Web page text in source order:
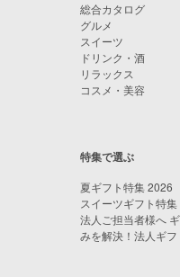
総合カタログ
グルメ
スイーツ
ドリンク・酒
リラックス
コスメ・美容
特集で選ぶ
夏ギフト特集 2026
スイーツギフト特集
法人ご担当者様へ
みを解決！法人ギフ